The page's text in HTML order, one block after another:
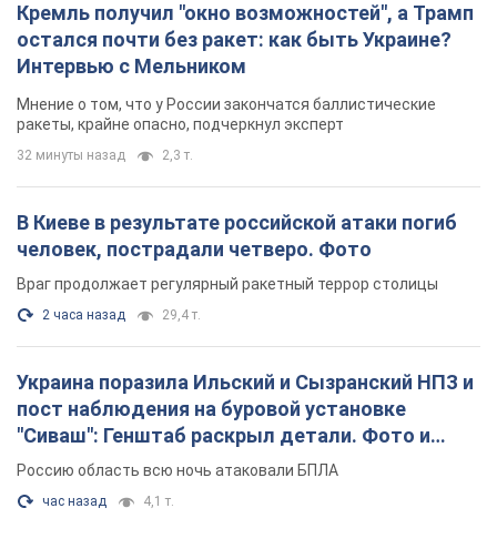
Кремль получил "окно возможностей", а Трамп
остался почти без ракет: как быть Украине?
Интервью с Мельником
Мнение о том, что у России закончатся баллистические
ракеты, крайне опасно, подчеркнул эксперт
32 минуты назад 2,3 т.
В Киеве в результате российской атаки погиб
человек, пострадали четверо. Фото
Враг продолжает регулярный ракетный террор столицы
2 часа назад 29,4 т.
Украина поразила Ильский и Сызранский НПЗ и
пост наблюдения на буровой установке
"Сиваш": Генштаб раскрыл детали. Фото и
видео
Россию область всю ночь атаковали БПЛА
час назад 4,1 т.